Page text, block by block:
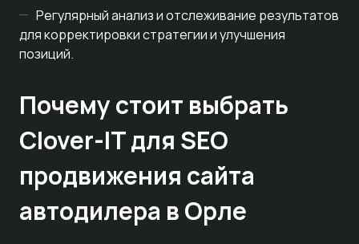
Регулярный анализ и отслеживание результатов
для корректировки стратегии и улучшения
позиций.
Почему стоит выбрать
Clover-IT для SEO
продвижения сайта
автодилера в Орле